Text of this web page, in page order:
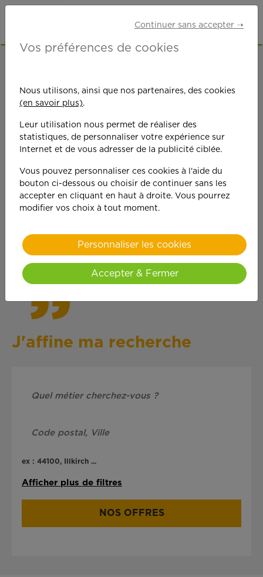
On est toujours plus
performant
quand on y met du
cœur !
J'affine ma recherche
ex : 44100, Illkirch ...
Afficher plus de filtres
NOS OFFRES
Continuer sans accepter ➝
Vos préférences de cookies
Nous utilisons, ainsi que nos partenaires, des cookies
(en savoir plus).
Leur utilisation nous permet de réaliser des
statistiques, de personnaliser votre expérience sur
Internet et de vous adresser de la publicité ciblée.
Vous pouvez personnaliser ces cookies à l'aide du
bouton ci-dessous ou choisir de continuer sans les
accepter en cliquant en haut à droite. Vous pourrez
modifier vos choix à tout moment.
Personnaliser les cookies
Accepter & Fermer